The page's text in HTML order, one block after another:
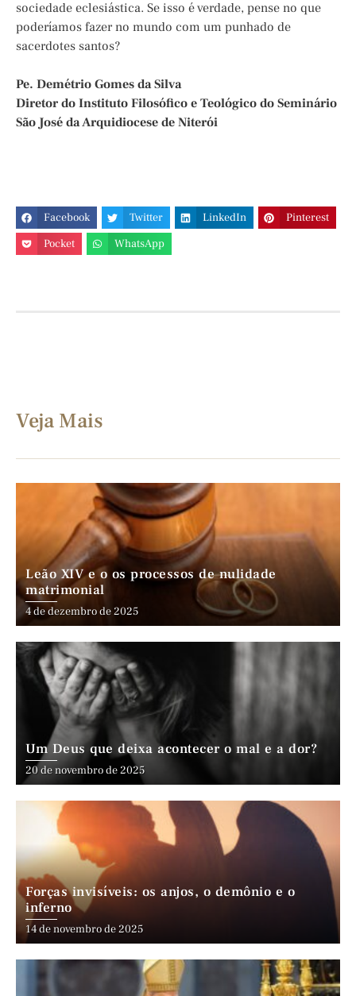
sociedade eclesiástica. Se isso é verdade, pense no que
poderíamos fazer no mundo com um punhado de
sacerdotes santos?
Pe. Demétrio Gomes da Silva
Diretor do Instituto Filosófico e Teológico do Seminário
São José da Arquidiocese de Niterói
Facebook Twitter LinkedIn
Pinterest
Pocket
WhatsApp
Veja Mais
Leão XIV e o os processos de nulidade
matrimonial
4 de dezembro de 2025
Um Deus que deixa acontecer o mal e a dor?
20 de novembro de 2025
Forças invisíveis: os anjos, o demônio e o
inferno
14 de novembro de 2025